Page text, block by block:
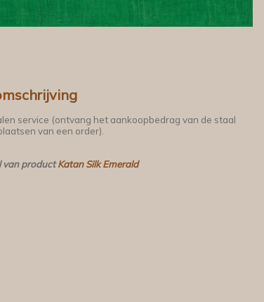
service (ontvang het aankoopbedrag van de staal
van een order).
van productKatan Silk Emerald